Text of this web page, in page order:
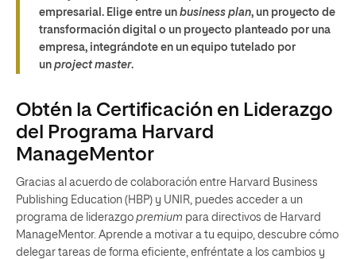
empresarial. Elige entre un business plan, un proyecto de
transformación digital o un proyecto planteado por una
empresa, integrándote en un equipo tutelado por
un project master.
Obtén la Certificación en Liderazgo
del Programa Harvard
ManageMentor
Gracias al acuerdo de colaboración entre Harvard Business
Publishing Education (HBP) y UNIR, puedes acceder a un
programa de liderazgo premium para directivos de Harvard
ManageMentor. Aprende a motivar a tu equipo, descubre cómo
delegar tareas de forma eficiente, enfréntate a los cambios y